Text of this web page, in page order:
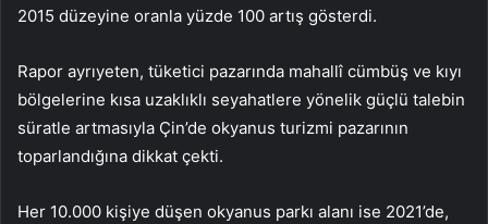
2015 düzeyine oranla yüzde 100 artış gösterdi.
Rapor ayrıyeten, tüketici pazarında mahallî cümbüş ve kıyı
bölgelerine kısa uzaklıklı seyahatlere yönelik güçlü talebin
süratle artmasıyla Çin’de okyanus turizmi pazarının
toparlandığına dikkat çekti.
Her 10.000 kişiye düşen okyanus parkı alanı ise 2021’de,